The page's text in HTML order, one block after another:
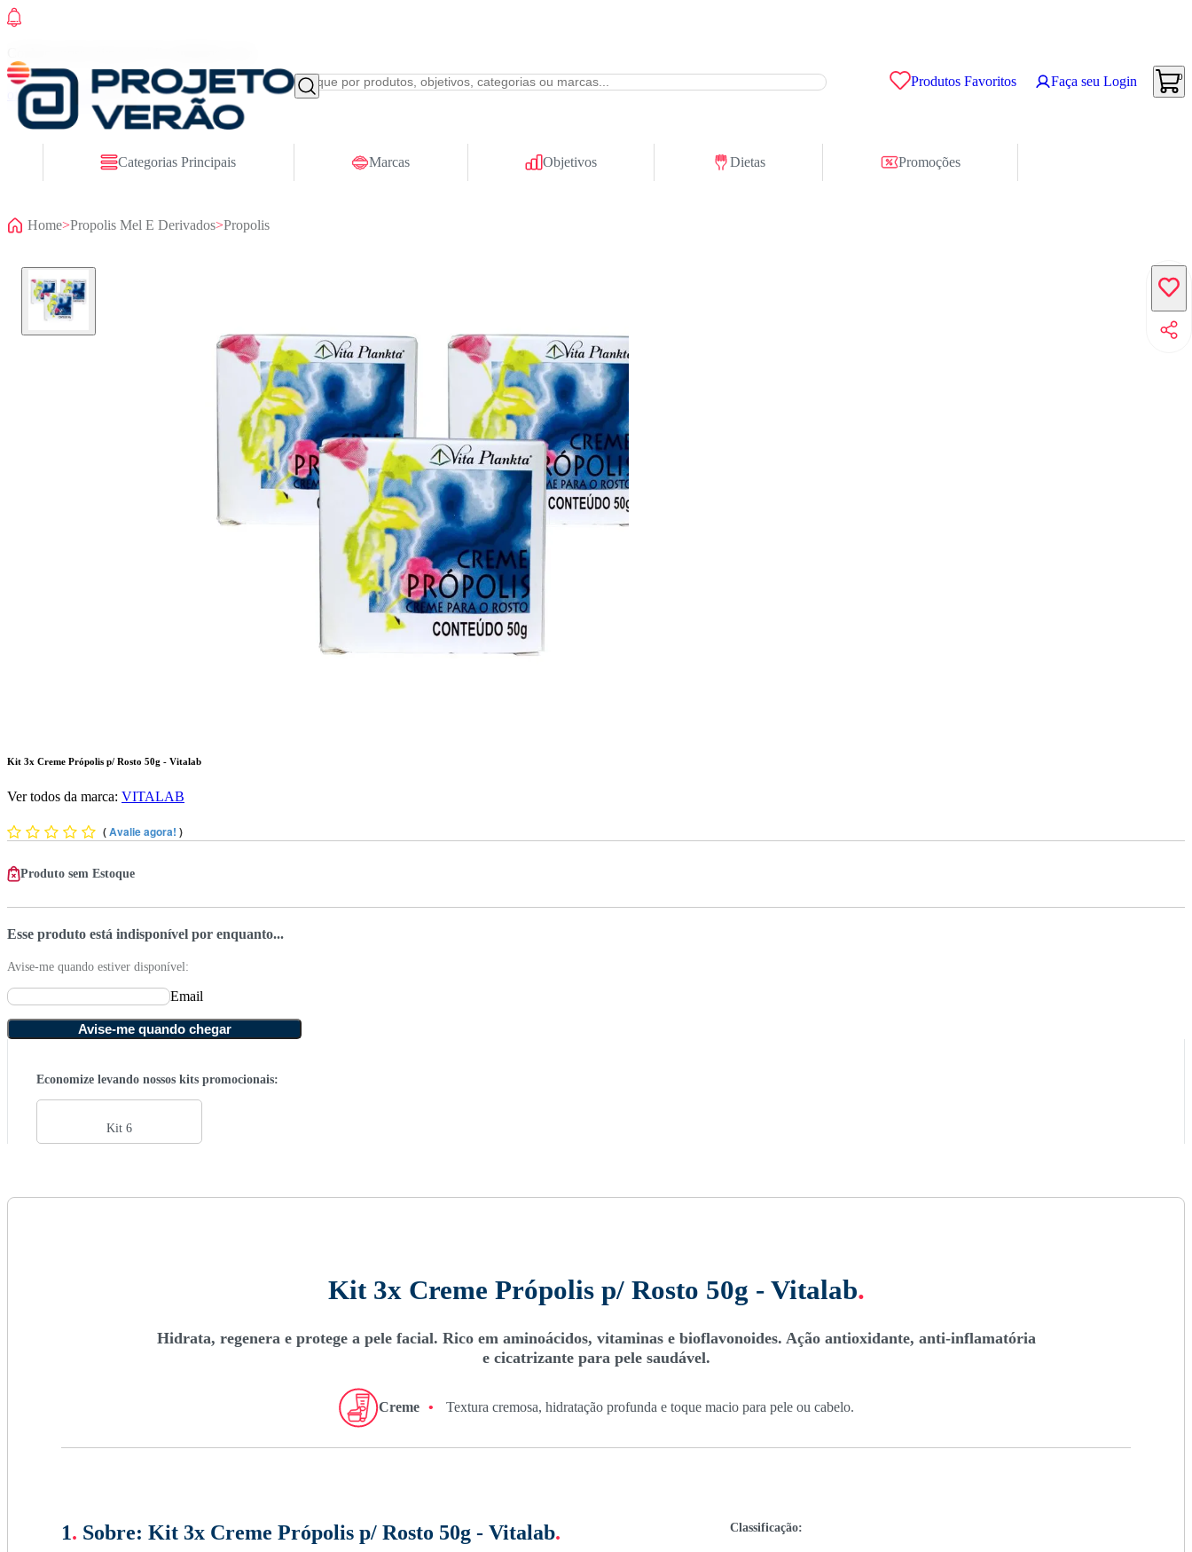
ofertas especiais
Produtos Favoritos Faça seu Login 0
Categorias Principais Marcas Objetivos Dietas Promoções
Home>Propolis Mel E Derivados>Propolis
Kit 3x Creme Própolis p/ Rosto 50g - Vitalab
Ver todos da marca: VITALAB
(Avalie agora! )
Produto sem Estoque
Esse produto está indisponível por enquanto...
Avise-me quando estiver disponível:
Email
Avise-me quando chegar
Economize levando nossos kits promocionais:
Kit 6
Kit 3x Creme Própolis p/ Rosto 50g - Vitalab.
Hidrata, regenera e protege a pele facial. Rico em aminoácidos, vitaminas e bioflavonoides. Ação antioxidante, anti-inflamatória
e cicatrizante para pele saudável.
Creme • Textura cremosa, hidratação profunda e toque macio para pele ou cabelo.
1. Sobre: Kit 3x Creme Própolis p/ Rosto 50g - Vitalab. Classificação: